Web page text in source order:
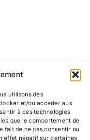
utilisons des
et/ou accéder aux
à ces technologies
que le comportement de
fait de ne pas consentir ou
effet négatif sur certaines